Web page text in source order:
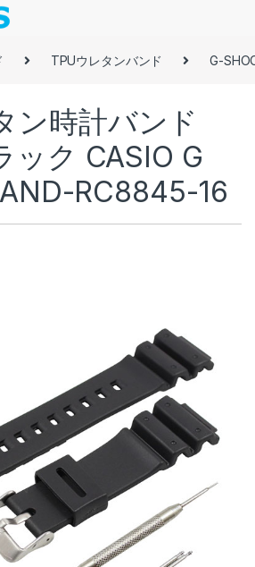
TPUウレタンバンド G-
ン時計バンド
ック CASIO G
RC8845-16